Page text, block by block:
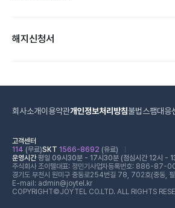
해지신청서
회사소개이용약관개인정보처리방침불법스팸대응
고객센터
114 (무료)SKT 1566-8692 (유료)
운영시간평일 09시30분 - 17시30분 (점심시간 12시 -
주식회사 조이텔대표: 정민기 사업자등록번호: 886-87-
경기도 부천시 원미구 중동로254번길 78, 702호(중동,
E-mail: admin@joytel.kr
COPYRIGHT©JOYTEL CO.LTD. ALL RIGHTS